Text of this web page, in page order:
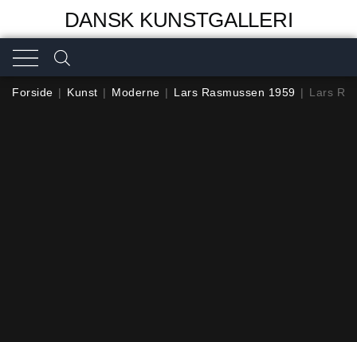
DANSK KUNSTGALLERI
Forside | Kunst | Moderne | Lars Rasmussen 1959 | Lars